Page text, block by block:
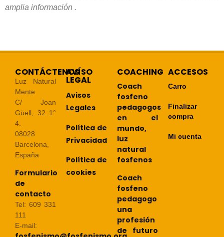
amplia información .
CONTÁCTENOS
Luz Natural
Mente
C/ Joan
Güell, 32 1°
4.
08028
Barcelona,
España
Formulario
de
contacto
Tel: 609 331
111
E-mail:
AVÍSO
LEGAL
Avisos
Legales
Política de
Privacidad
Política de
cookies
COACHING
Coach
fosfeno
pedagogos
en el
mundo,
luz
natural
fosfenos
Coach
fosfeno
pedagogo
una
profesión
de futuro
ACCESOS
Carro
Finalizar
compra
Mi cuenta